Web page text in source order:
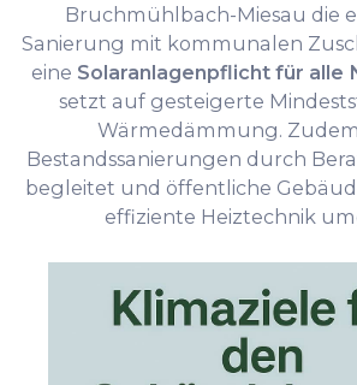
Bruchmühlbach-Miesau die
Sanierung mit kommunalen
eine Solaranlagenpflicht für alle
setzt auf gesteigerte
Wärmedämmung.
Bestandssanierungen durch
begleitet und öffentliche
effiziente Heiztechnik